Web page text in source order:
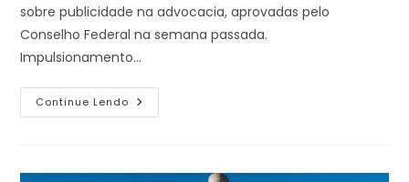
sobre publicidade na advocacia, aprovadas pelo
Conselho Federal na semana passada.
Impulsionamento…
Continue Lendo OAB
Publica